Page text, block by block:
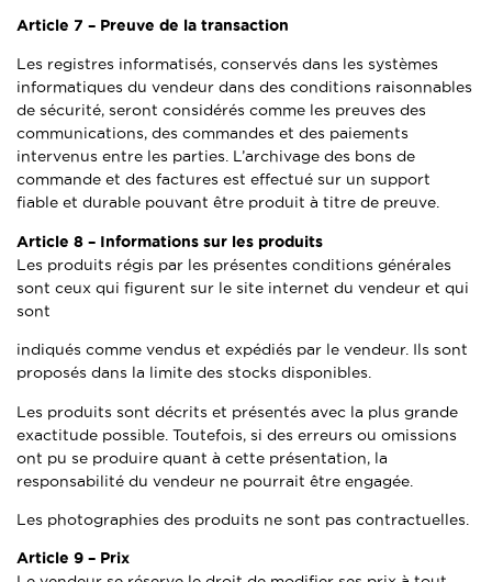
Article 7 – Preuve de la transaction
Les registres informatisés, conservés dans les systèmes
informatiques du vendeur dans des conditions raisonnables
de sécurité, seront considérés comme les preuves des
communications, des commandes et des paiements
intervenus entre les parties. L’archivage des bons de
commande et des factures est effectué sur un support
fiable et durable pouvant être produit à titre de preuve.
Article 8 – Informations sur les produits
Les produits régis par les présentes conditions générales
sont ceux qui figurent sur le site internet du vendeur et qui
sont
indiqués comme vendus et expédiés par le vendeur. Ils sont
proposés dans la limite des stocks disponibles.
Les produits sont décrits et présentés avec la plus grande
exactitude possible. Toutefois, si des erreurs ou omissions
ont pu se produire quant à cette présentation, la
responsabilité du vendeur ne pourrait être engagée.
Les photographies des produits ne sont pas contractuelles.
Article 9 – Prix